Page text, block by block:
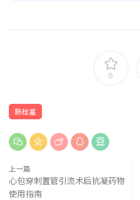
0
肺栓塞
上一篇
心包穿刺置管引流术后抗凝药物
使用指南